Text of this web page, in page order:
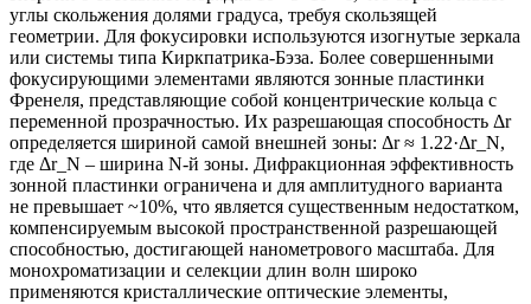
углы скольжения долями градуса, требуя скользящей
геометрии. Для фокусировки используются изогнутые зеркала
или системы типа Киркпатрика-Бэза. Более совершенными
фокусирующими элементами являются зонные пластинки
Френеля, представляющие собой концентрические кольца с
переменной прозрачностью. Их разрешающая способность Δr
определяется шириной самой внешней зоны: Δr ≈ 1.22·Δr_N,
где Δr_N – ширина N-й зоны. Дифракционная эффективность
зонной пластинки ограничена и для амплитудного варианта
не превышает ~10%, что является существенным недостатком,
компенсируемым высокой пространственной разрешающей
способностью, достигающей нанометрового масштаба. Для
монохроматизации и селекции длин волн широко
применяются кристаллические оптические элементы,